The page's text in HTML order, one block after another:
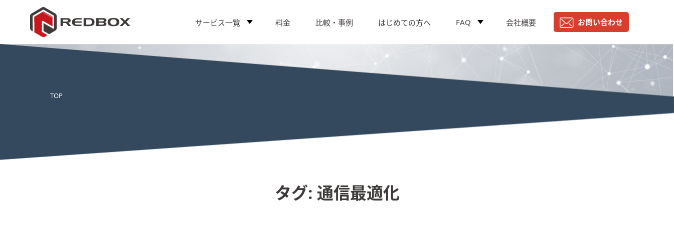
サービス一覧 料金 比較・事例 はじめての方へ FAQ 会社概要 お問い合わせ
TOP
タグ: 通信最適化